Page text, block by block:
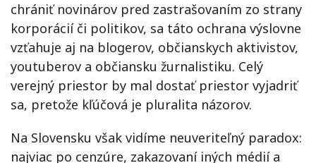
chrániť novinárov pred zastrašovaním zo strany
korporácií či politikov, sa táto ochrana výslovne
vzťahuje aj na blogerov, občianskych aktivistov,
youtuberov a občiansku žurnalistiku. Celý
verejný priestor by mal dostať priestor vyjadriť
sa, pretože kľúčová je pluralita názorov.
Na Slovensku však vidíme neuveriteľný paradox:
najviac po cenzúre, zakazovaní iných médií a